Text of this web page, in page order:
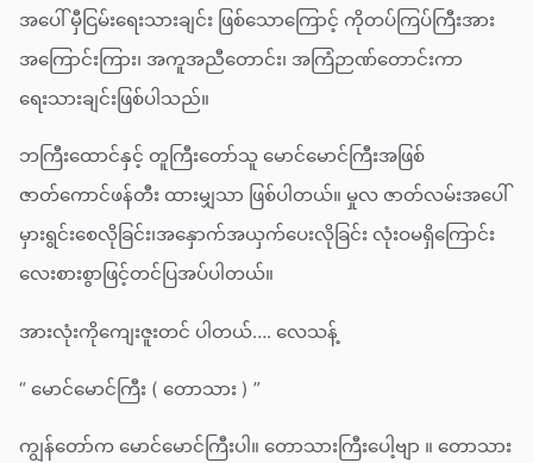
အပေါ် မှီငြမ်းရေးသားချင်း ဖြစ်သောကြောင့် ကိုတပ်ကြပ်ကြီးအား
အကြောင်းကြား၊ အကူအညီတောင်း၊ အကြံဉာဏ်တောင်းကာ
ရေးသားချင်းဖြစ်ပါသည်။
ဘကြီးထောင်နှင့် တူကြီးတော်သူ မောင်မောင်ကြီးအဖြစ်
ဇာတ်ကောင်ဖန်တီး ထားမျှသာ ဖြစ်ပါတယ်။ မှုလ ဇာတ်လမ်းအပေါ်
မှားရွင်းစေလိုခြင်း၊အနှောက်အယှက်ပေးလိုခြင်း လုံးဝမရှိကြောင်း
လေးစားစွာဖြင့်တင်ပြအပ်ပါတယ်။
အားလုံးကိုကျေးဇူးတင် ပါတယ်…. လေသန့်
“ မောင်မောင်ကြီး ( တောသား ) ”
ကျွန်တော်က မောင်မောင်ကြီးပါ။ တောသားကြီးပေါ့ဗျာ ။ တောသား